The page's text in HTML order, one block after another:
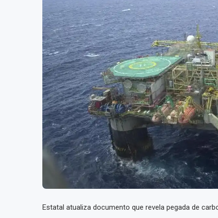
Estatal atualiza documento que revela pegada de